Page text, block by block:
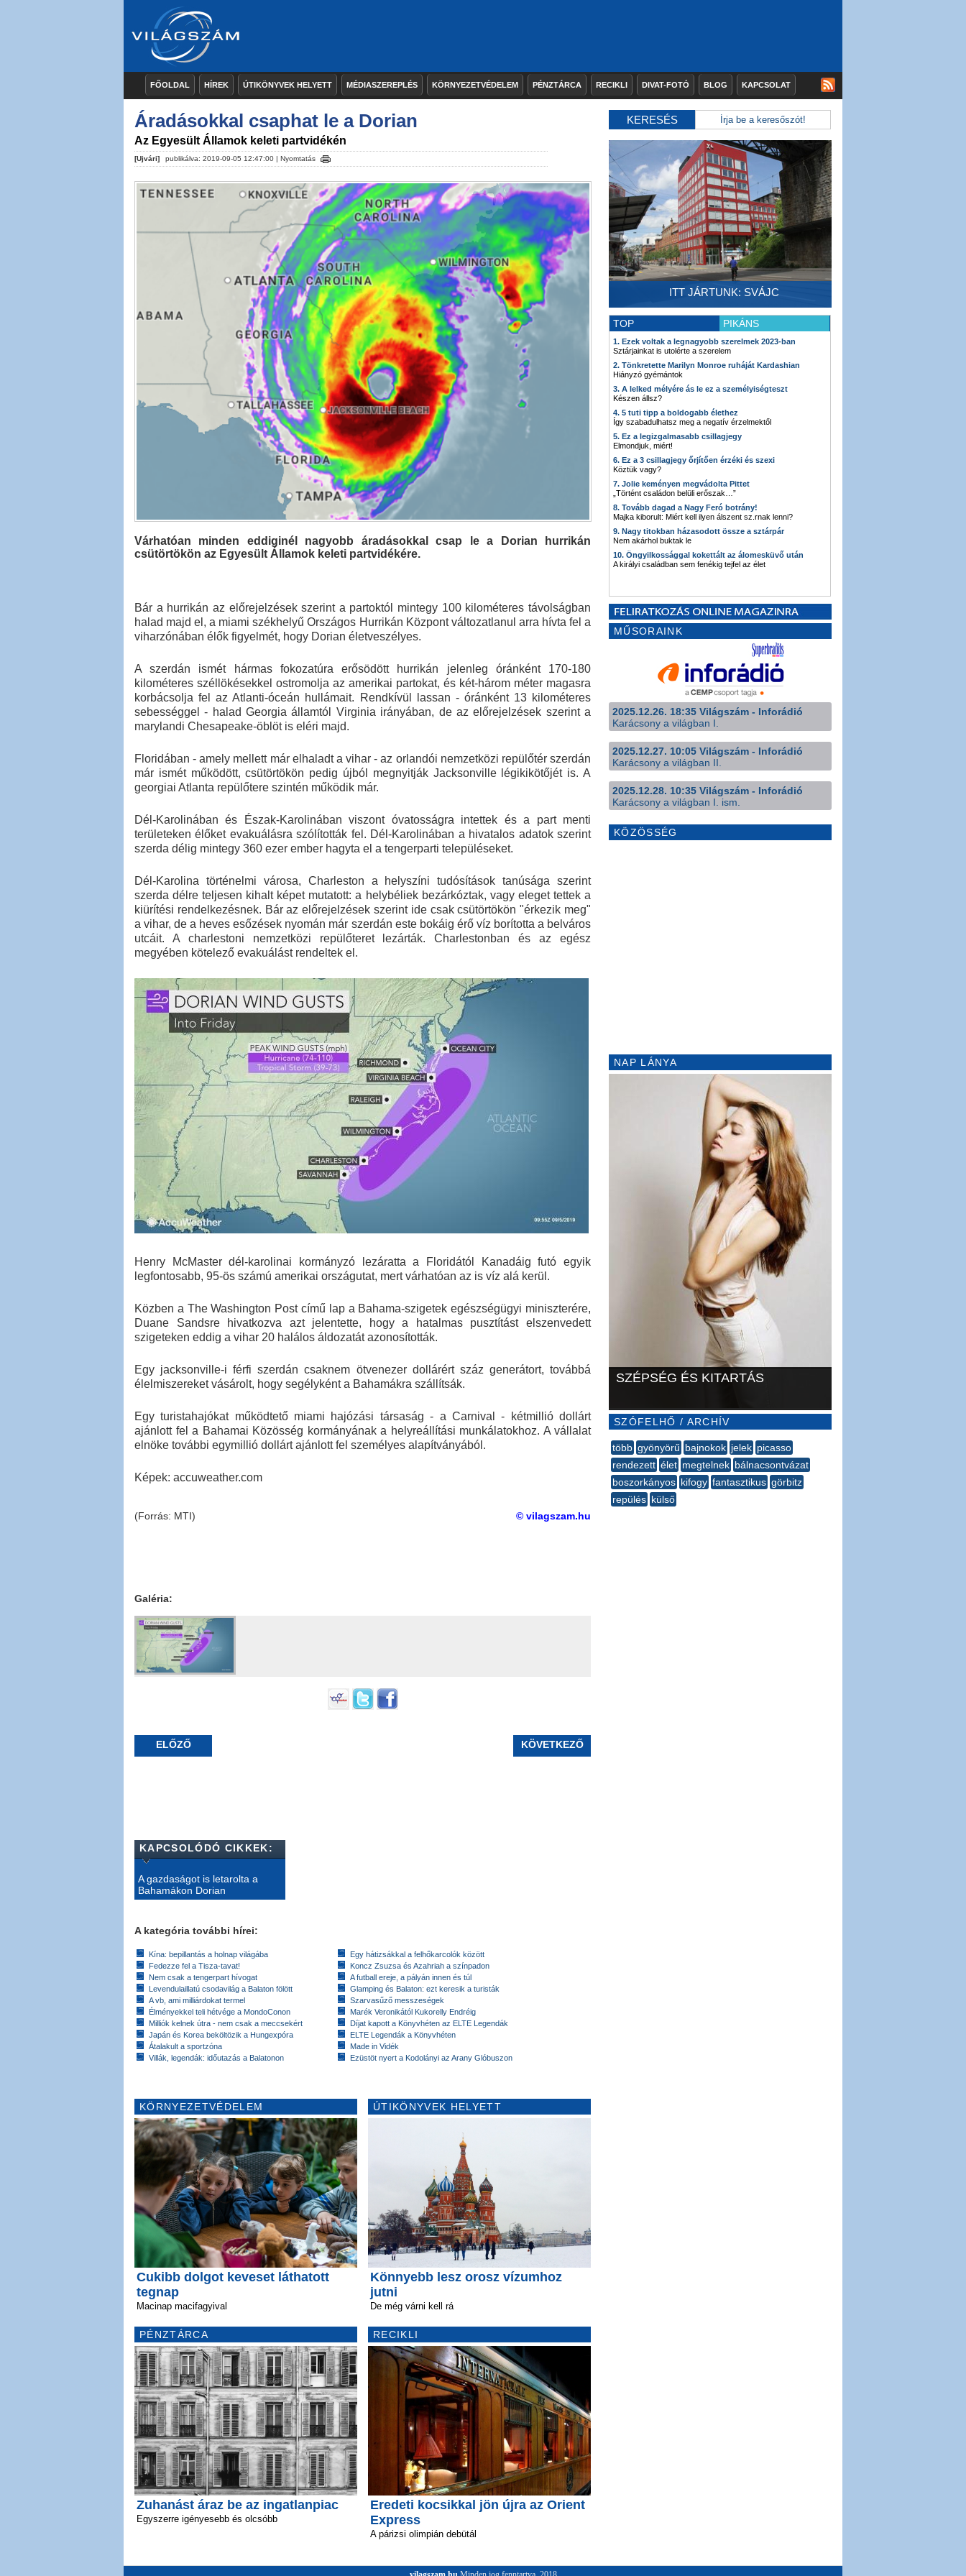
FŐOLDAL HÍREK ÚTIKÖNYVEK HELYETT MÉDIASZEREPLÉS KÖRNYEZETVÉDELEM PÉNZTÁRCA RECIKLI DIVAT-FOTÓ BLOG KAPCSOLAT
Áradásokkal csaphat le a Dorian
Az Egyesült Államok keleti partvidékén
[Ujvári] publikálva: 2019-09-05 12:47:00 | Nyomtatás
Várhatóan minden eddiginél nagyobb áradásokkal csap le a Dorian hurrikán
csütörtökön az Egyesült Államok keleti partvidékére.
Bár a hurrikán az előrejelzések szerint a partoktól mintegy 100 kilométeres távolságban
halad majd el, a miami székhelyű Országos Hurrikán Központ változatlanul arra hívta fel a
viharzónában élők figyelmét, hogy Dorian életveszélyes.
A szerdán ismét hármas fokozatúra erősödött hurrikán jelenleg óránként 170-180
kilométeres széllökésekkel ostromolja az amerikai partokat, és két-három méter magasra
korbácsolja fel az Atlanti-óceán hullámait. Rendkívül lassan - óránként 13 kilométeres
sebességgel - halad Georgia államtól Virginia irányában, de az előrejelzések szerint a
marylandi Chesapeake-öblöt is eléri majd.
Floridában - amely mellett már elhaladt a vihar - az orlandói nemzetközi repülőtér szerdán
már ismét működött, csütörtökön pedig újból megnyitják Jacksonville légikikötőjét is. A
georgiai Atlanta repülőtere szintén működik már.
Dél-Karolinában és Észak-Karolinában viszont óvatosságra intettek és a part menti
területeken élőket evakuálásra szólították fel. Dél-Karolinában a hivatalos adatok szerint
szerda délig mintegy 360 ezer ember hagyta el a tengerparti településeket.
Dél-Karolina történelmi városa, Charleston a helyszíni tudósítások tanúsága szerint
szerda délre teljesen kihalt képet mutatott: a helybéliek bezárkóztak, vagy eleget tettek a
kiürítési rendelkezésnek. Bár az előrejelzések szerint ide csak csütörtökön "érkezik meg"
a vihar, de a heves esőzések nyomán már szerdán este bokáig érő víz borította a belváros
utcáit. A charlestoni nemzetközi repülőteret lezárták. Charlestonban és az egész
megyében kötelező evakuálást rendeltek el.
Henry McMaster dél-karolinai kormányzó lezáratta a Floridától Kanadáig futó egyik
legfontosabb, 95-ös számú amerikai országutat, mert várhatóan az is víz alá kerül.
Közben a The Washington Post című lap a Bahama-szigetek egészségügyi miniszterére,
Duane Sandsre hivatkozva azt jelentette, hogy a hatalmas pusztítást elszenvedett
szigeteken eddig a vihar 20 halálos áldozatát azonosították.
Egy jacksonville-i férfi szerdán csaknem ötvenezer dollárért száz generátort, továbbá
élelmiszereket vásárolt, hogy segélyként a Bahamákra szállítsák.
Egy turistahajókat működtető miami hajózási társaság - a Carnival - kétmillió dollárt
ajánlott fel a Bahamai Közösség kormányának a helyreállítási munkálatokhoz. A vállalat
elnöke további egymillió dollárt ajánlott fel személyes alapítványából.
Képek: accuweather.com
© vilagszam.hu
(Forrás: MTI)
Galéria:
ELŐZŐ KÖVETKEZŐ
KAPCSOLÓDÓ CIKKEK:
A gazdaságot is letarolta a
Bahamákon Dorian
A kategória további hírei:
Kína: bepillantás a holnap világába
Fedezze fel a Tisza-tavat!
Nem csak a tengerpart hívogat
Levendulaillatú csodavilág a Balaton fölött
A vb, ami milliárdokat termel
Élményekkel teli hétvége a MondoConon
Milliók kelnek útra - nem csak a meccsekért
Japán és Korea beköltözik a Hungexpóra
Átalakult a sportzóna
Villák, legendák: időutazás a Balatonon
Egy hátizsákkal a felhőkarcolók között
Koncz Zsuzsa és Azahriah a színpadon
A futball ereje, a pályán innen és túl
Glamping és Balaton: ezt keresik a turisták
Szarvasűző messzeségek
Marék Veronikától Kukorelly Endréig
Díjat kapott a Könyvhéten az ELTE Legendák
ELTE Legendák a Könyvhéten
Made in Vidék
Ezüstöt nyert a Kodolányi az Arany Glóbuszon
KÖRNYEZETVÉDELEM
Cukibb dolgot keveset láthatott
tegnap
Macinap macifagyival
PÉNZTÁRCA
Zuhanást áraz be az ingatlanpiac
Egyszerre igényesebb és olcsóbb
ÚTIKÖNYVEK HELYETT
Könnyebb lesz orosz vízumhoz
jutni
De még várni kell rá
RECIKLI
Eredeti kocsikkal jön újra az Orient
Express
A párizsi olimpián debütál
KERESÉS
ITT JÁRTUNK: SVÁJC
TOP PIKÁNS
1. Ezek voltak a legnagyobb szerelmek 2023-ban
Sztárjainkat is utolérte a szerelem
2. Tönkretette Marilyn Monroe ruháját Kardashian
Hiányzó gyémántok
3. A lelked mélyére ás le ez a személyiségteszt
Készen állsz?
4. 5 tuti tipp a boldogabb élethez
Így szabadulhatsz meg a negatív érzelmektől
5. Ez a legizgalmasabb csillagjegy
Elmondjuk, miért!
6. Ez a 3 csillagjegy őrjítően érzéki és szexi
Köztük vagy?
7. Jolie keményen megvádolta Pittet
„Történt családon belüli erőszak…”
8. Tovább dagad a Nagy Feró botrány!
Majka kiborult: Miért kell ilyen álszent sz.rnak lenni?
9. Nagy titokban házasodott össze a sztárpár
Nem akárhol buktak le
10. Öngyilkossággal kokettált az álomesküvő után
A királyi családban sem fenékig tejfel az élet
MŰSORAINK
2025.12.26. 18:35 Világszám - Inforádió
Karácsony a világban I.
2025.12.27. 10:05 Világszám - Inforádió
Karácsony a világban II.
2025.12.28. 10:35 Világszám - Inforádió
Karácsony a világban I. ism.
KÖZÖSSÉG
NAP LÁNYA
SZÉPSÉG ÉS KITARTÁS
SZÓFELHŐ / ARCHÍV
több gyönyörű bajnokok jelek picasso
rendezett élet ​megtelnek bálnacsontvázat
boszorkányos kifogy fantasztikus görbitz
repülés külső